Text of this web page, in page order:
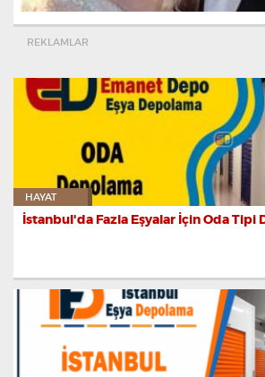
REKLAMLAR
HAYAT
İstanbul'da Fazla Eşyalar İçin Oda Tipi